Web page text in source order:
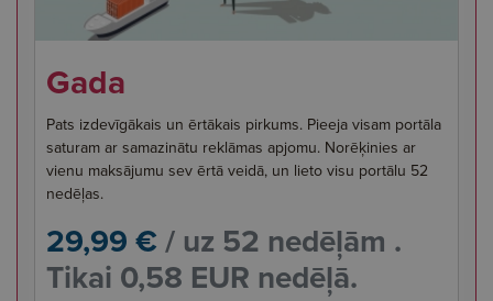
Gada
Pats izdevīgākais un ērtākais pirkums. Pieeja visam portāla
saturam ar samazinātu reklāmas apjomu. Norēķinies ar
vienu maksājumu sev ērtā veidā, un lieto visu portālu 52
nedēļas.
29,99 €/ uz 52 nedēļām .
Tikai 0,58 EUR nedēļā.